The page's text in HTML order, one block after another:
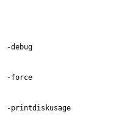
-debug
-force
-printdiskusage